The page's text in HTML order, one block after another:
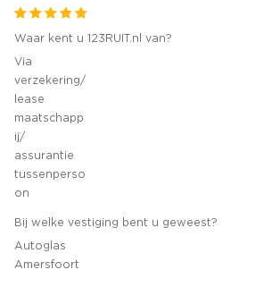
Waar kent u 123RUIT.nl van?
Via
verzekering/
lease
maatschapp
ij/
assurantie
tussenperso
on
Bij welke vestiging bent u geweest?
Autoglas
Amersfoort